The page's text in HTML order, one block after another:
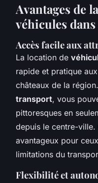
Avantages de
véhicules
Accès facile aux
La location de
rapide et pratique
châteaux de la
transport, vous
pittoresques en
depuis le centre-
avantageux pour
limitations du
Flexibilité et